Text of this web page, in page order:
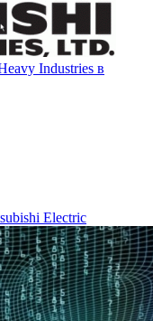
Industries в
Electric